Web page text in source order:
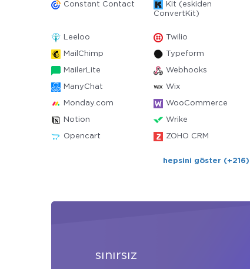
Constant Contact
Kit (eskiden
ConvertKit)
Leeloo Twilio
MailChimp Typeform
MailerLite Webhooks
ManyChat Wix
Monday.com WooCommerce
Notion Wrike
Opencart ZOHO CRM
hepsini göster (+216)
sınırsız